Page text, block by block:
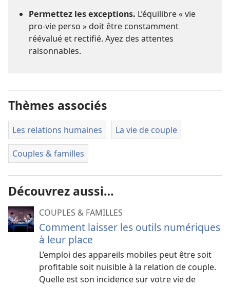
Permettez les exceptions. L’équilibre « vie
pro-vie perso » doit être constamment
réévalué et rectifié. Ayez des attentes
raisonnables.
Thèmes associés
Les relations humaines La vie de couple
Couples & familles
Découvrez aussi…
COUPLES & FAMILLES
Comment laisser les outils numériques
à leur place
L’emploi des appareils mobiles peut être soit
profitable soit nuisible à la relation de couple.
Quelle est son incidence sur votre vie de